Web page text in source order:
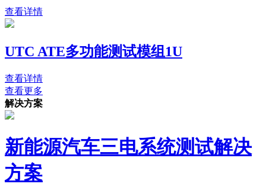
查看详情
UTC ATE多功能测试模组1U
查看详情
查看更多
解决方案
新能源汽车三电系统测试解决
方案